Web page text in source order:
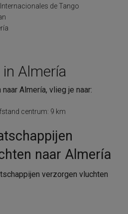
de Tango
Almería
Almería, vlieg je naar:
centrum: 9 km
naar Almería
verzorgen vluchten